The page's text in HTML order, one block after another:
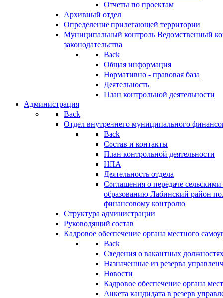
Отчеты по проектам
Архивный отдел
Определение прилегающей территории
Муниципальный контроль Ведомственный
законодательства
Back
Общая информация
Нормативно - правовая база
Деятельность
План контрольной деятельности
Администрация
Back
Отдел внутреннего муниципального
Back
Состав и контакты
План контрольной деятельности
НПА
Деятельность отдела
Соглашения о передаче
образованию Лабинский район
финансовому контролю
Структура администрации
Руководящий состав
Кадровое обеспечение органа местного
Back
Сведения о вакантных
Назначенные из резерва
Новости
Кадровое обеспечение органа
Анкета кандидата в резерв